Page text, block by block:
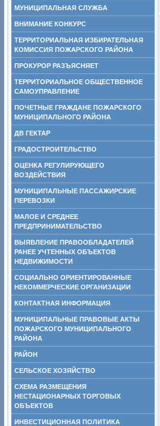
МУНИЦИПАЛЬНАЯ СЛУЖБА
ВНИМАНИЕ КОНКУРС
ТЕРРИТОРИАЛЬНАЯ ИЗБИРАТЕЛЬНАЯ
КОМИССИЯ ПОЖАРСКОГО РАЙОНА
ПРОКУРОР РАЗЪЯСНЯЕТ
ТЕРРИТОРИАЛЬНОЕ ОБЩЕСТВЕННОЕ
САМОУПРАВЛЕНИЕ
ПОЧЕТНЫЕ ГРАЖДАНЕ ПОЖАРСКОГО
МУНИЦИПАЛЬНОГО РАЙОНА
ДВ ГЕКТАР
ГРАДОСТРОИТЕЛЬСТВО
ОЦЕНКА РЕГУЛИРУЮЩЕГО
ВОЗДЕЙСТВИЯ
МУНИЦИПАЛЬНЫЕ ПАССАЖИРСКИЕ
ПЕРЕВОЗКИ
МАЛОЕ И СРЕДНЕЕ
ПРЕДПРИНИМАТЕЛЬСТВО
ВЫЯВЛЕНИЕ ПРАВООБЛАДАТЕЛЕЙ
РАНЕЕ УЧТЕННЫХ ОБЪЕКТОВ
НЕДВИЖИМОСТИ
СОЦИАЛЬНО ОРИЕНТИРОВАННЫЕ
НЕКОММЕРЧЕСКИЕ ОРГАНИЗАЦИИ
КОНТАКТНАЯ ИНФОРМАЦИЯ
МУНИЦИПАЛЬНЫЕ ПРАВОВЫЕ АКТЫ
ПОЖАРСКОГО МУНИЦИПАЛЬНОГО
РАЙОНА
РАЙОН
СЕЛЬСКОЕ ХОЗЯЙСТВО
СХЕМА РАЗМЕЩЕНИЯ
НЕСТАЦИОНАРНЫХ ТОРГОВЫХ
ОБЪЕКТОВ
ИНВЕСТИЦИОННАЯ ПОЛИТИКА